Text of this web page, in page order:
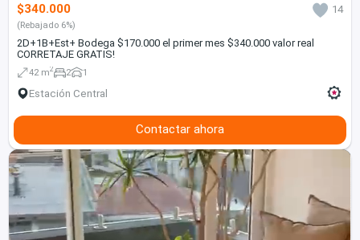
$340.000 14
(Rebajado 6%)
2D+1B+Est+ Bodega $170.000 el primer mes $340.000 valor real
CORRETAJE GRATIS!
42 m2 2 1
Estación Central
Contactar ahora